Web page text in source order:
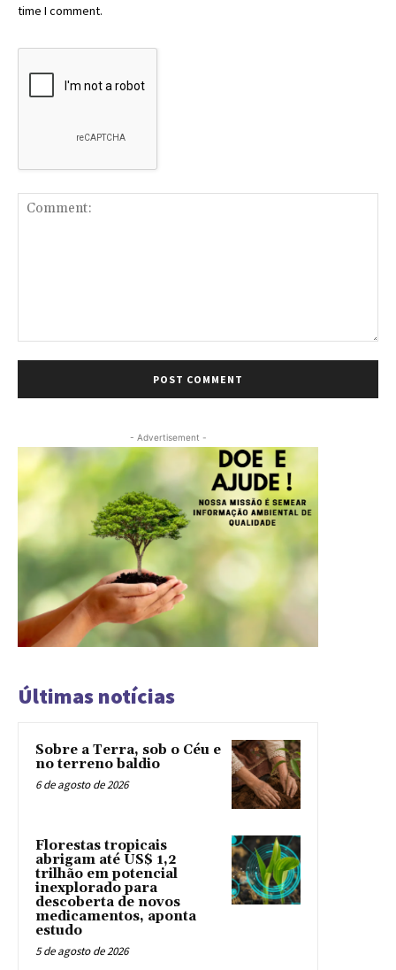
time I comment.
- Advertisement -
Últimas notícias
Sobre a Terra, sob o Céu e
no terreno baldio
6 de agosto de 2026
Florestas tropicais
abrigam até US$ 1,2
trilhão em potencial
inexplorado para
descoberta de novos
medicamentos, aponta
estudo
5 de agosto de 2026